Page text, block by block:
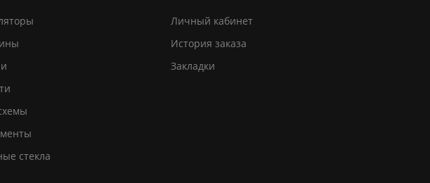
стекла
Личный кабинет
История заказа
Закладки